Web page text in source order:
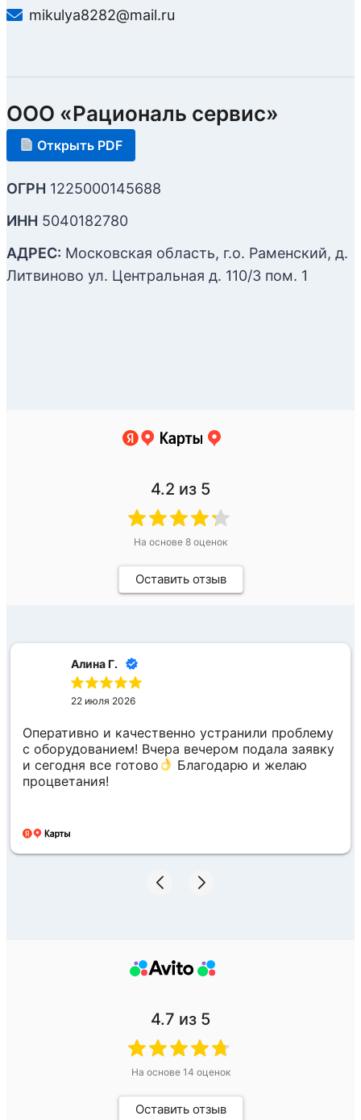
mikulya8282@mail.ru
ООО «Рациональ сервис»
Открыть PDF
ОГРН 1225000145688
ИНН 5040182780
АДРЕС: Московская область, г.о. Раменский, д.
Литвиново ул. Центральная д. 110/3 пом. 1
4.2 из 5
На основе 8 оценок
Оставить отзыв
Алина Г.
22 июля 2026
Оперативно и качественно устранили проблему
с оборудованием! Вчера вечером подала заявку
и сегодня все готово
Благодарю и желаю
процветания!
4.7 из 5
На основе 14 оценок
Оставить отзыв